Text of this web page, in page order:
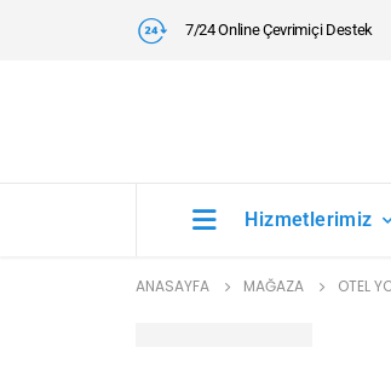
7/24 Online Çevrimiçi Destek
Hizmetlerimiz
ANASAYFA MAĞAZA OTEL